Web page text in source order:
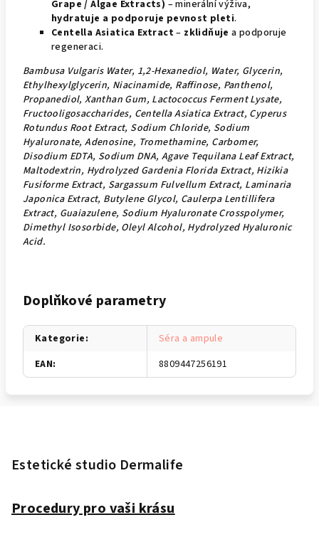
Grape / Algae Extracts) – minerální výživa,
hydratuje a podporuje pevnost pleti.
Centella Asiatica Extract– zklidňuje a podporuje
regeneraci.
Bambusa Vulgaris Water, 1,2-Hexanediol, Water, Glycerin,
Ethylhexylglycerin, Niacinamide, Raffinose, Panthenol,
Propanediol, Xanthan Gum, Lactococcus Ferment Lysate,
Fructooligosaccharides, Centella Asiatica Extract, Cyperus
Rotundus Root Extract, Sodium Chloride, Sodium
Hyaluronate, Adenosine, Tromethamine, Carbomer,
Disodium EDTA, Sodium DNA, Agave Tequilana Leaf Extract,
Maltodextrin, Hydrolyzed Gardenia Florida Extract, Hizikia
Fusiforme Extract, Sargassum Fulvellum Extract, Laminaria
Japonica Extract, Butylene Glycol, Caulerpa Lentillifera
Extract, Guaiazulene, Sodium Hyaluronate Crosspolymer,
Dimethyl Isosorbide, Oleyl Alcohol, Hydrolyzed Hyaluronic
Acid.
Doplňkové parametry
Kategorie:
Séra a ampule
EAN: 8809447256191
Estetické studio Dermalife
Procedury pro vaši krásu